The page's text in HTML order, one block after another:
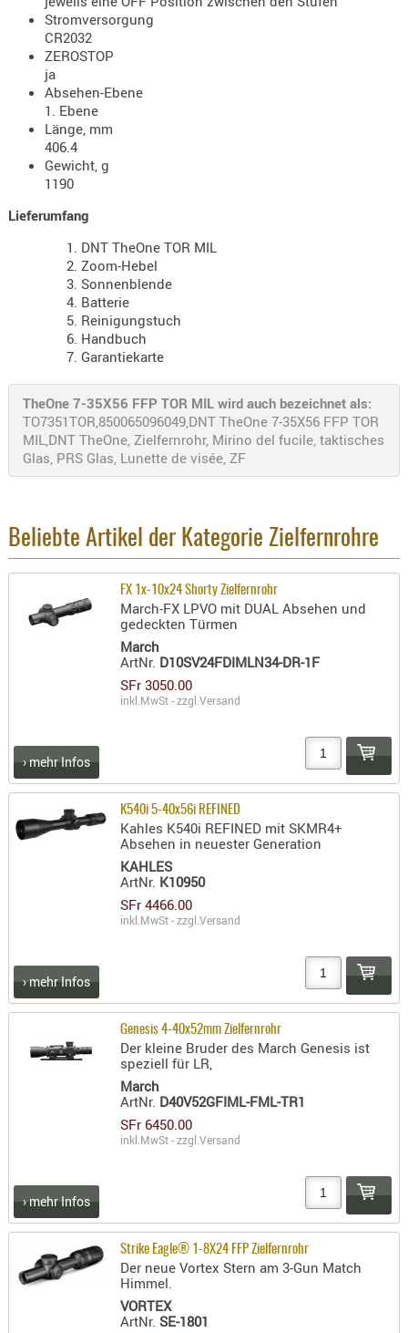
-
BASEN -
-
MAGAZINE
VISIERE
ZF-
Stromversorgung
CR2032
ZEROSTOP
ja
Absehen-Ebene
1. Ebene
Länge, mm
406.4
Gewicht, g
1190
Lieferumfang
DNT TheOne TOR MIL
Zoom-Hebel
Sonnenblende
Batterie
Reinigungstuch
Handbuch
Garantiekarte
TheOne 7-35X56 FFP TOR MIL wird auch bezeichnet als:
TO7351TOR,850065096049,DNT TheOne 7-35X56 FFP TOR
MIL,DNT TheOne, Zielfernrohr, Mirino del fucile, taktisches
Glas, PRS Glas, Lunette de visée, ZF
Beliebte Artikel der Kategorie Zielfernrohre
FX 1x-10x24 Shorty Zielfernrohr
March-FX LPVO mit DUAL Absehen und
gedeckten Türmen
March
ArtNr. D10SV24FDIMLN34-DR-1F
SFr 3050.00
inkl.MwSt - zzgl.Versand
› mehr Infos
K540i 5-40x56i REFINED
Kahles K540i REFINED mit SKMR4+
Absehen in neuester Generation
KAHLES
ArtNr. K10950
SFr 4466.00
inkl.MwSt - zzgl.Versand
› mehr Infos
Genesis 4-40x52mm Zielfernrohr
Der kleine Bruder des March Genesis ist
speziell für LR,
March
ArtNr. D40V52GFIML-FML-TR1
SFr 6450.00
inkl.MwSt - zzgl.Versand
› mehr Infos
Strike Eagle® 1-8X24 FFP Zielfernrohr
Der neue Vortex Stern am 3-Gun Match
Himmel.
VORTEX
ArtNr.SE-1801